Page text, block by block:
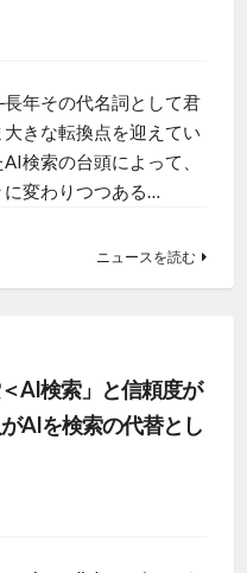
年その代名詞として君
きな転換点を迎えてい
検索の台頭によって、
に変わりつつある…
ニュースを読む
AI検索」と信頼度が
AIを検索の代替とし